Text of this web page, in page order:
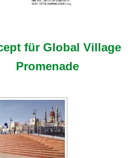
für Global Village
Promenade